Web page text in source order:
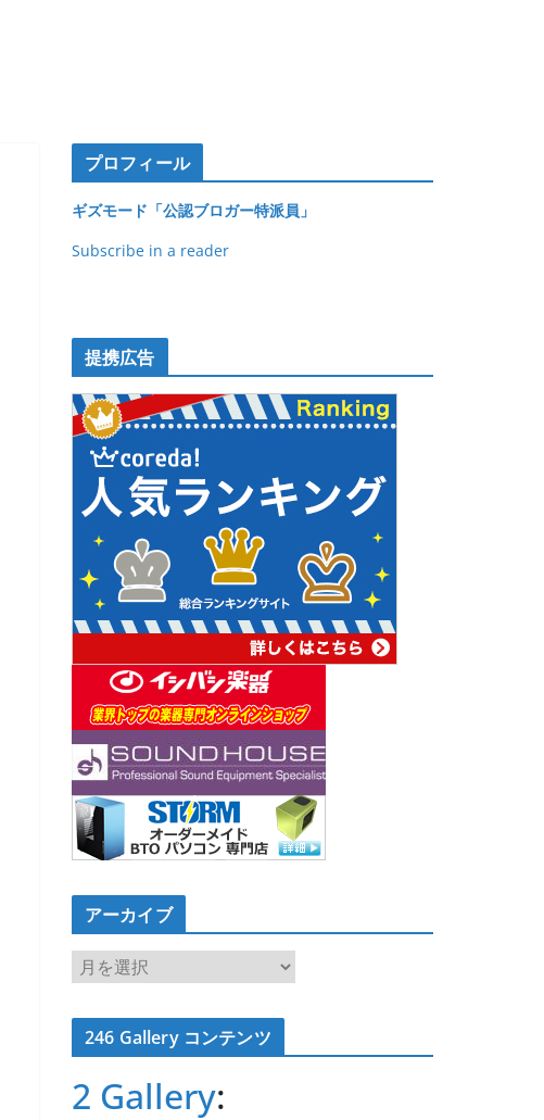
プロフィール
ギズモード「公認ブロガー特派員」
Subscribe in a reader
提携広告
アーカイブ
ア
ー
カ
イ246 Gallery コンテンツ
2 Gallery: